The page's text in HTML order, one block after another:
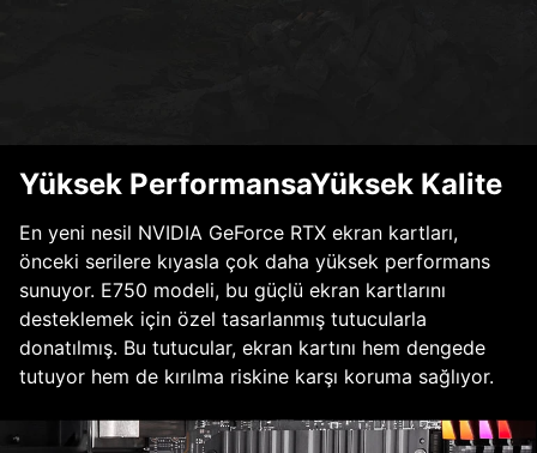
Yüksek PerformansaYüksek Kalite
En yeni nesil NVIDIA GeForce RTX ekran kartları,
önceki serilere kıyasla çok daha yüksek performans
sunuyor. E750 modeli, bu güçlü ekran kartlarını
desteklemek için özel tasarlanmış tutucularla
donatılmış. Bu tutucular, ekran kartını hem dengede
tutuyor hem de kırılma riskine karşı koruma sağlıyor.